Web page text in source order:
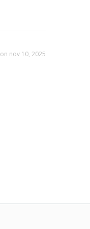
on nov 10, 2025